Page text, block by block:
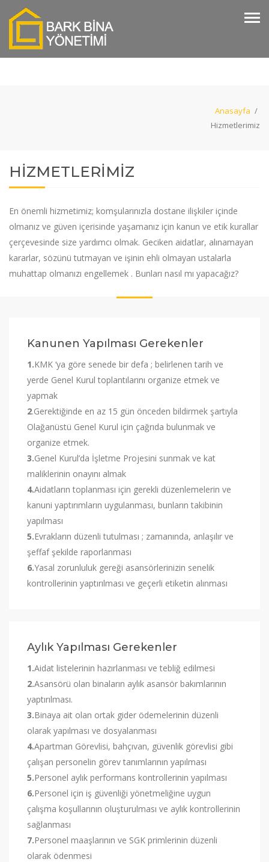
Anasayfa /
Hizmetlerimiz
HİZMETLERİMİZ
En önemli hizmetimiz; komşularınızla dostane ilişkiler içinde
olmanız ve güven içerisinde yaşamanız için kanun ve etik kurallar
çerçevesinde size yardımcı olmak. Geciken aidatlar, alınamayan
kararlar, sözünü tutmayan ve işinin ehli olmayan ustalarla
muhattap olmanızı engellemek . Bunları nasıl mı yapacağız?
Kanunen Yapılması Gerekenler
1.KMK ‘ya göre senede bir defa ; belirlenen tarih ve
yerde Genel Kurul toplantılarını organize etmek ve
yapmak
2.Gerektiğinde en az 15 gün önceden bildirmek şartıyla
Olağanüstü Genel Kurul için çağrıda bulunmak ve
organize etmek.
3.Genel Kurul’da İşletme Projesini sunmak ve kat
maliklerinin onayını almak
4.Aidatların toplanması için gerekli düzenlemelerin ve
kanuni yaptırımların uygulanması, bunların takibinin
yapılması
5.Evrakların düzenli tutulması ; zamanında, anlaşılır ve
şeffaf şekilde raporlanması
6.Yasal zorunluluk gereği asansörlerinizin senelik
kontrollerinin yaptırılması ve geçerli etiketin alınması
Aylık Yapılması Gerekenler
1.Aidat listelerinin hazırlanması ve tebliğ edilmesi
2.Asansörü olan binaların aylık asansör bakımlarının
yaptırılması.
3.Binaya ait olan ortak gider ödemelerinin düzenli
olarak yapılması ve dosyalanması
4.Apartman Görevlisi, bahçıvan, güvenlik görevlisi gibi
çalışan personelin görev tanımlarının yapılması
5.Personel aylık performans kontrollerinin yapılması
6.Personel için iş güvenliği yönetmeliğine uygun
çalışma koşullarının oluşturulması ve aylık kontrollerinin
sağlanması
7.Personel maaşlarının ve SGK primlerinin düzenli
olarak ödenmesi